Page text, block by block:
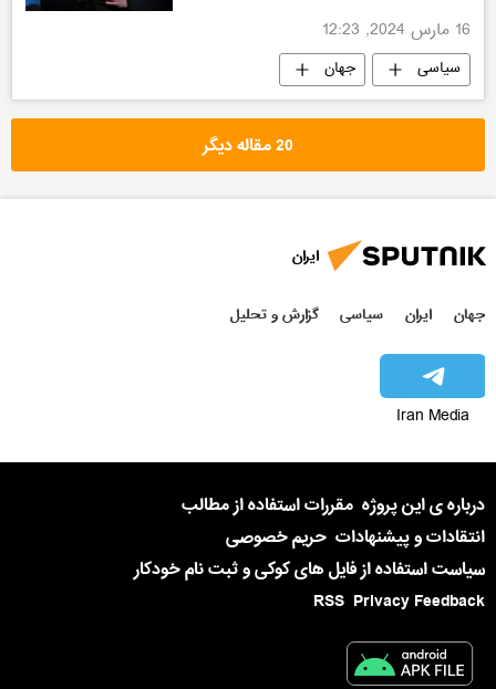
16 مارس 2024, 12:23
سیاسی جهان
20 مقاله دیگر
ایران
جهان ایران سیاسی گزارش و تحلیل
Iran Media
درباره ی این پروژه مقررات استفاده از مطالب
انتقادات و پیشنهادات حریم خصوصی
سیاست استفاده از فایل های کوکی و ثبت نام خودکار
Privacy Feedback
RSS